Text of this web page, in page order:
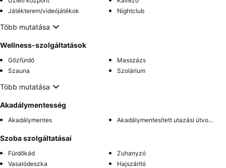
Játékterem/videójátékok
Nightclub
Több mutatása
Wellness-szolgáltatások
Gőzfürdő
Masszázs
Szauna
Szolárium
Több mutatása
Akadálymentesség
Akadálymentes Akadálymentesített utazási útvonal
Szoba szolgáltatásai
Fürdőkád
Zuhanyzó
Vasalódeszka
Hajszárító